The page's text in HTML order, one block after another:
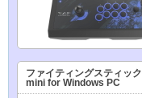
ファイティングスティック
mini for Windows PC